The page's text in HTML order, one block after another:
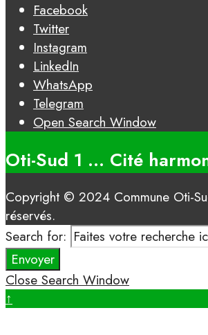
Facebook
Twitter
Instagram
LinkedIn
WhatsApp
Telegram
Open Search Window
Oti-Sud 1 ... Cité
Copyright © 2024 Commune Oti-
réservés.
Search for:
Envoyer
Close Search Window
↑